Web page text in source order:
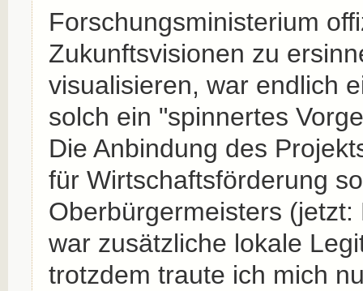
Forschungsministerium
Zukunftsvisionen zu
visualisieren, war endlich
solch ein "spinnertes
Die Anbindung des
für Wirtschaftsförderung
Oberbürgermeisters
war zusätzliche lokale
trotzdem traute ich mich